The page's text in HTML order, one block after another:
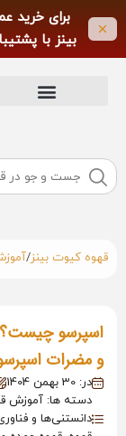
برای خرید
بینز با
لطفاً از
قهوه کیوت بینز/
اسپرسو چیست؟
و مضرات
در: 30 بهمن 1404
دسته ها: آموزش
دانستنی‌ها و